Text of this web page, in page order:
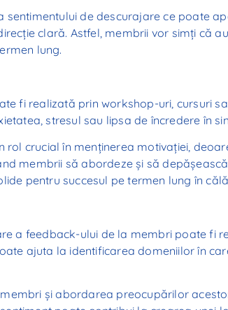
sentimentului de descurajare ce poate
clară. Astfel, membrii vor simți că
lung.
fi realizată prin workshop-uri, cursuri
stresul sau lipsa de încredere în
rol crucial în menținerea motivației,
membrii să abordeze și să
pentru succesul pe termen lung în
a feedback-ului de la membri poate fi
ajuta la identificarea domeniilor în
și abordarea preocupărilor